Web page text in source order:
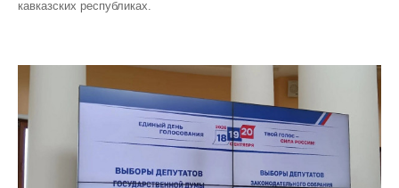
кавказских республиках.